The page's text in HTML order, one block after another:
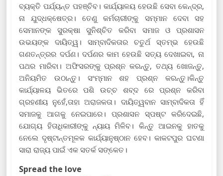
ବ୍ୟକ୍ତି ପର୍ଯ୍ୟନ୍ତ ପହଞ୍ଚିବ। କାର୍ଯ୍ୟାଳୟ ହେଉଛି ସେବା କେନ୍ଦ୍ର,
ନା ଯୁଦ୍ଧକ୍ଷେତ୍ର। ତେଣୁ କର୍ମଚାରୀଙ୍କୁ ସମ୍ମାନ ଦେବା ସହ
ସେମାନଙ୍କ ସୁରକ୍ଷା ସୁନିଶ୍ଚିତ କରିବା ସମାଜ ଓ ପ୍ରଶାସନ
ଉଭୟଙ୍କ ଦାୟିତ୍ୱ। ସାମ୍ବାଦିକତାର ଚତୁର୍ଥ ସ୍ତମ୍ଭ ହେଉଛି
ଗଣତନ୍ତ୍ରର ଦର୍ପଣ। ଦର୍ପଣର କାମ ହେଉଛି ସତ୍ୟ ଦେଖାଇବା, ନା
ପଥର ମାରିବା। ଅଫିସରଙ୍କୁ ପ୍ରଶ୍ନ କରନ୍ତୁ, ତଥ୍ୟ ଖୋଜନ୍ତୁ,
ଅନିୟମିତ ଉଠାନ୍ତୁ। ସଂମ୍ମାନ ଶହ ପ୍ରଶ୍ନ କରନ୍ତୁ।କିନ୍ତୁ
କାର୍ଯ୍ୟାଳୟ ଭିତରେ ପଶି ଉଚ୍ଚ ଶବ୍ଦ ରେ ପ୍ରଶ୍ନ କରିବା
ଗ୍ରହଣୀୟ ନୁହେଁ,ତାହା ଅରାଜକତା। ଦାୟିତ୍ୱବାନ ସାମ୍ବାଦିକତା ହିଁ
ସମାଜକୁ ଆଗକୁ ନେଇପାରେ। ପ୍ରଶାସନ ସ୍ପଷ୍ଟ କରିଦେଇଛି,
ଯୋଗ୍ୟ ହିତାଧିକାରୀଙ୍କୁ ନ୍ୟାୟ ମିଳିବ। କିନ୍ତୁ ଆଇନକୁ ହାତକୁ
ନେଲେ ଦୃଷ୍ଟାନ୍ତମୂଳକ କାର୍ଯ୍ୟାନୁଷ୍ଠାନ ହେବ। କାକଟପୁର ଘଟଣା
ସାରା ରାଜ୍ୟ ପାଇଁ ଏକ ସତର୍କ ସଙ୍କେତ।
Spread the love